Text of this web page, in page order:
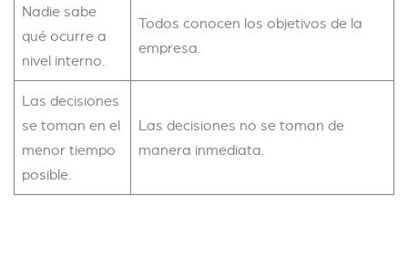
Nadie sabe
qué ocurre a
nivel interno.
Todos conocen los objetivos de la
empresa.
Las decisiones
se toman en el
menor tiempo
posible.
Las decisiones no se toman de
manera inmediata.